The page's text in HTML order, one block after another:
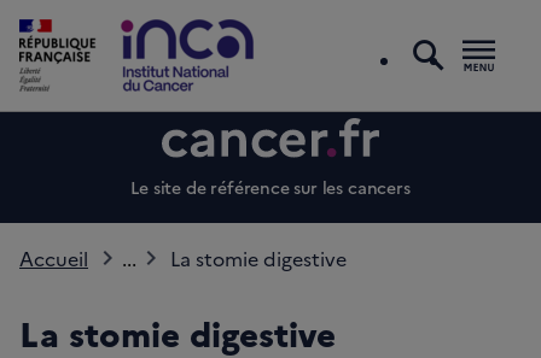
Le site de référence sur les cancers
Accueil ... La stomie digestive
La stomie digestive